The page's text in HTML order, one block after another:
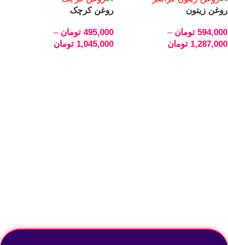
روغن زیتون
594,000 تومان –
1,287,000 تومان
روغن کرچک
495,000 تومان –
1,045,000 تومان